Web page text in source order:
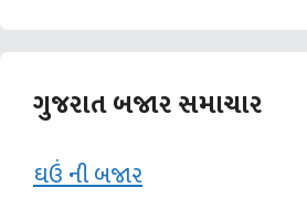
ગુજરાત બજાર સમાચાર
ઘઉં ની બજાર